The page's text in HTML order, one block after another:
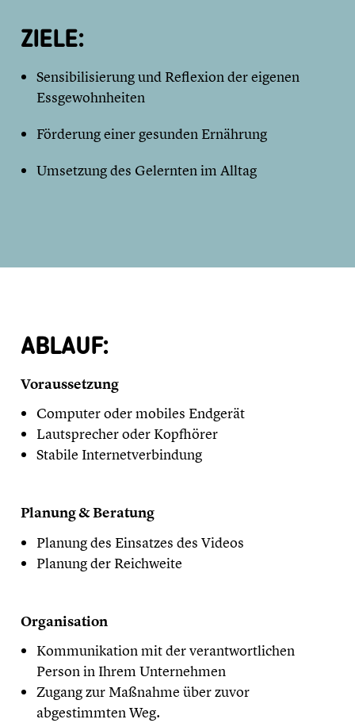
ZIELE:
Sensibilisierung und Reflexion der eigenen
Essgewohnheiten
Förderung einer gesunden Ernährung
Umsetzung des Gelernten im Alltag
ABLAUF:
Voraussetzung
Computer oder mobiles Endgerät
Lautsprecher oder Kopfhörer
Stabile Internetverbindung
Planung & Beratung
Planung des Einsatzes des Videos
Planung der Reichweite
Organisation
Kommunikation mit der verantwortlichen
Person in Ihrem Unternehmen
Zugang zur Maßnahme über zuvor
abgestimmten Weg.